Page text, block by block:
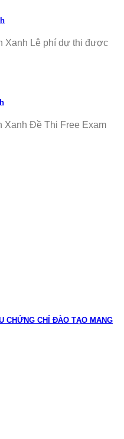
Xanh Lệ phí dự thi được
Xanh Đề Thi Free Exam
CHỨNG CHỈ ĐÀO TẠO MANG